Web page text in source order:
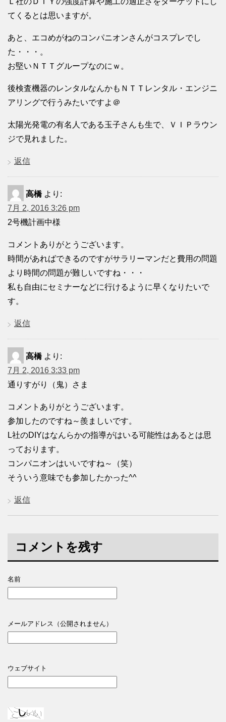
てくるとは思いますが。
あと、エコめがねのコンパニオンさんがコスプレでし
た・・・。
お堅いＮＴＴグループなのにｗ。
後検査機器のレンタルなんかもＮＴＴレンタル・エンジニ
アリングで行うみたいですよ＠
太陽光発電の有名人である玉子さんも生で、ＶＩＰラウン
ジで見れました。
返信
高橋 より:
7月 2, 2016 3:26 pm
2号機計画中様
コメントありがとうございます。
時間があればできるのですがサラリーマンだと費用の問題
より時間の問題が難しいですね・・・
私も自由にセミナーなどに行けるように早くなりたいで
す。
返信
高橋 より:
7月 2, 2016 3:33 pm
通りすがり（鬼）さま
コメントありがとうございます。
参加したのですね～羨ましいです。
L社のDIYはなんらかの指導がはいる可能性はあるとは思
っております。
コンパニオンはいいですね～（笑）
そういう意味でも参加したかった^^
返信
コメントを残す
名前
メールアドレス（公開されません）
ウェブサイト